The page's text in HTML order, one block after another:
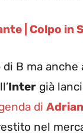
| Colpo in
B ma anche
Inter già
di
nel